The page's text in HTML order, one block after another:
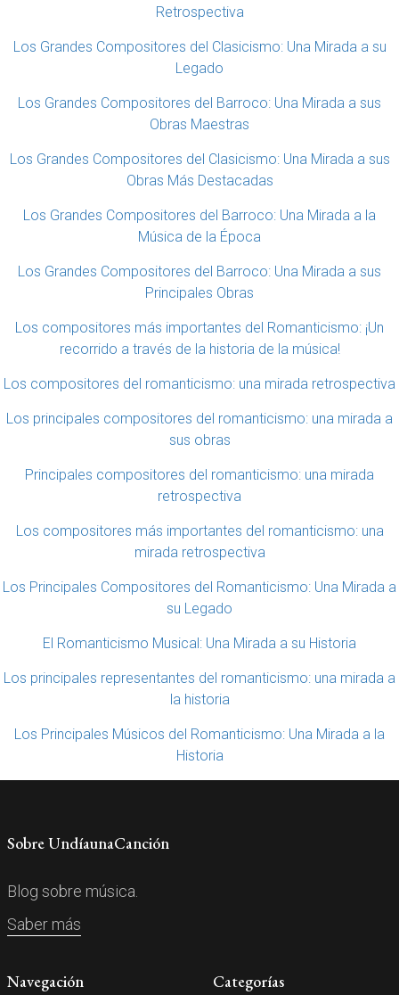
Retrospectiva
Los Grandes Compositores del Clasicismo: Una Mirada a su
Legado
Los Grandes Compositores del Barroco: Una Mirada a sus
Obras Maestras
Los Grandes Compositores del Clasicismo: Una Mirada a sus
Obras Más Destacadas
Los Grandes Compositores del Barroco: Una Mirada a la
Música de la Época
Los Grandes Compositores del Barroco: Una Mirada a sus
Principales Obras
Los compositores más importantes del Romanticismo: ¡Un
recorrido a través de la historia de la música!
Los compositores del romanticismo: una mirada retrospectiva
Los principales compositores del romanticismo: una mirada a
sus obras
Principales compositores del romanticismo: una mirada
retrospectiva
Los compositores más importantes del romanticismo: una
mirada retrospectiva
Los Principales Compositores del Romanticismo: Una Mirada a
su Legado
El Romanticismo Musical: Una Mirada a su Historia
Los principales representantes del romanticismo: una mirada a
la historia
Los Principales Músicos del Romanticismo: Una Mirada a la
Historia
Sobre UndíaunaCanción
Blog sobre música.
Saber más
Navegación Categorías